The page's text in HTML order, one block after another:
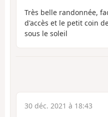
Très belle randonnée,
d'accès et le petit coin
sous le soleil
30 déc. 2021 à 18:43